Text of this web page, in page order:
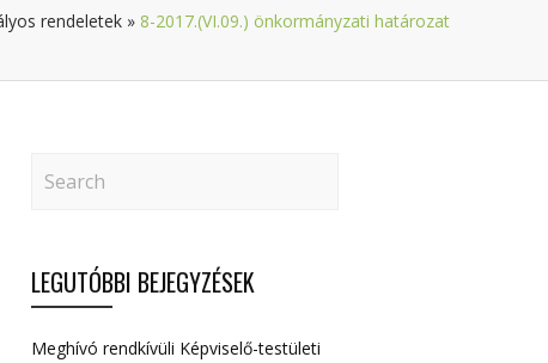
rendeletek » 8-2017.(VI.09.) önkormányzati határozat
LEGUTÓBBI BEJEGYZÉSEK
Meghívó rendkívüli Képviselő-testületi